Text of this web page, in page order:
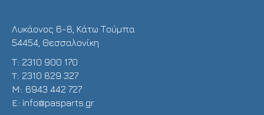
Λυκάονος 6-8, Κάτω Τούμπα
54454, Θεσσαλονίκη
Τ: 2310 900 170
T: 2310 829 327
Μ: 6943 442 727
E: info@pasparts.gr